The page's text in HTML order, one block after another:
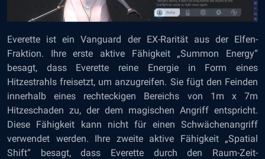
Everette ist ein Vanguard der EX-Rarität aus der Elfen-
Fraktion. Ihre erste aktive Fähigkeit „Summon Energy“
besagt, dass Everette reine Energie in Form eines
Hitzestrahls freisetzt, um anzugreifen. Sie fügt den Feinden
innerhalb eines rechteckigen Bereichs von 1m x 7m
Hitzeschaden zu, der dem magischen Angriff entspricht.
Diese Fähigkeit kann nicht für einen Schwächenangriff
verwendet werden. Ihre zweite aktive Fähigkeit „Spatial
Shift“ besagt, dass Everette durch den Raum-Zeit-